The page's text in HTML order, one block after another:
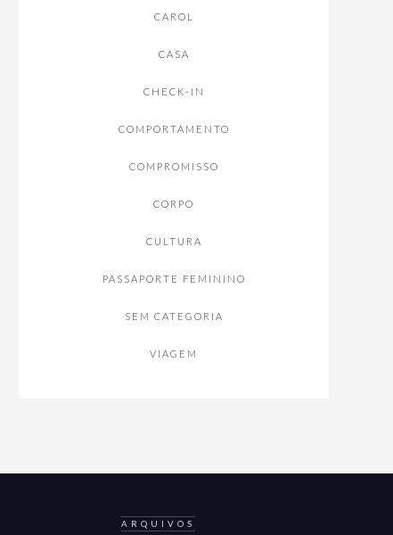
CAROL
CASA
CHECK-IN
COMPORTAMENTO
COMPROMISSO
CORPO
CULTURA
PASSAPORTE FEMININO
SEM CATEGORIA
VIAGEM
ARQUIVOS